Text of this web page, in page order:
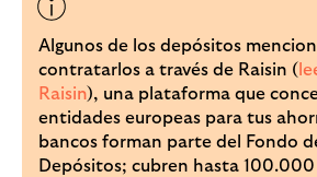
Algunos de los depósitos
contratarlos a través de Raisin (
Raisin), una plataforma que
entidades europeas para tus
bancos forman parte del Fondo
Depósitos; cubren hasta